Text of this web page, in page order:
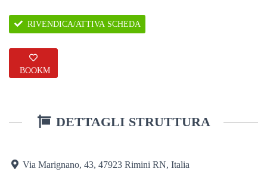
RIVENDICA/ATTIVA SCHEDA
BOOKM
DETTAGLI STRUTTURA
Via Marignano, 43, 47923 Rimini RN, Italia